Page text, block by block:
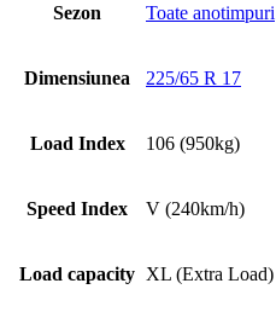
Sezon Toate anotimpuri
Dimensiunea 225/65 R 17
Load Index 106 (950kg)
Speed Index V (240km/h)
Load capacity XL (Extra Load)